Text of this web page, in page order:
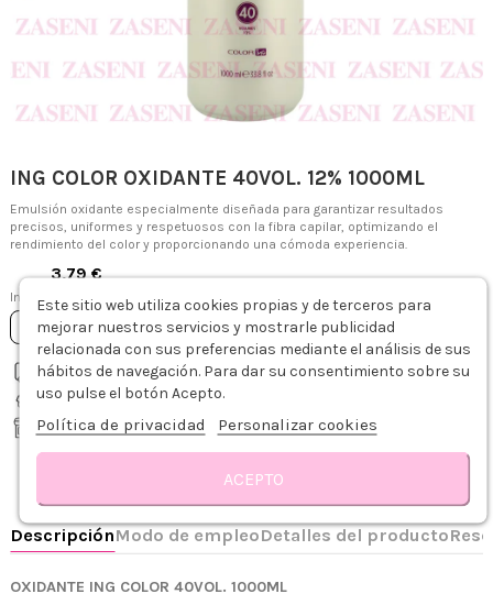
ING COLOR OXIDANTE 40VOL. 12% 1000ML
Emulsión oxidante especialmente diseñada para garantizar resultados
precisos, uniformes y respetuosos con la fibra capilar, optimizando el
rendimiento del color y proporcionando una cómoda experiencia.
3,79 €
Impuestos incluidos
Añadir al carrito
Envío gratis desde 75€
Recíbelo de 1-3 días hábiles
Recogida gratis en tienda
Consultar disponibilidad en tienda
Descripción Modo de empleoDetalles del productoReseñas
OXIDANTE ING COLOR 40VOL. 1000ML
Este sitio web utiliza cookies propias y de terceros para
mejorar nuestros servicios y mostrarle publicidad
relacionada con sus preferencias mediante el análisis de sus
hábitos de navegación. Para dar su consentimiento sobre su
uso pulse el botón Acepto.
Política de privacidad Personalizar cookies
ACEPTO